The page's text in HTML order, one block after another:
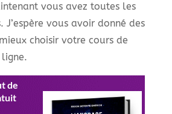
vous avez toutes les
J’espère vous avoir donné des
choisir votre cours de